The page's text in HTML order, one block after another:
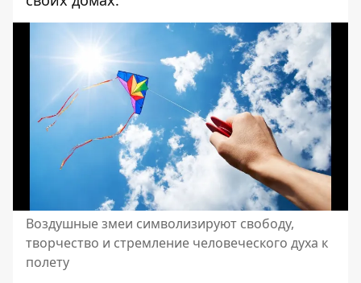
Воздушные змеи символизируют свободу,
творчество и стремление человеческого духа к
полету